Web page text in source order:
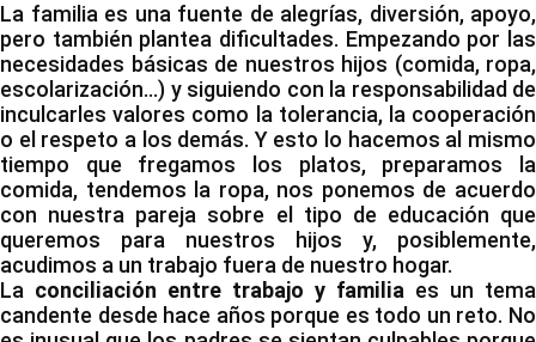
La familia es una fuente de alegrías, diversión, apoyo,
pero también plantea dificultades. Empezando por las
necesidades básicas de nuestros hijos (comida, ropa,
escolarización…) y siguiendo con la responsabilidad de
inculcarles valores como la tolerancia, la cooperación
o el respeto a los demás. Y esto lo hacemos al mismo
tiempo que fregamos los platos, preparamos la
comida, tendemos la ropa, nos ponemos de acuerdo
con nuestra pareja sobre el tipo de educación que
queremos para nuestros hijos y, posiblemente,
acudimos a un trabajo fuera de nuestro hogar.
La conciliación entre trabajo y familia es un tema
candente desde hace años porque es todo un reto. No